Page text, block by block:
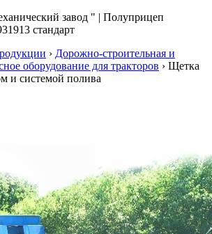
завод " | Полуприцеп
стандарт
› Дорожно-строительная и
оборудование для тракторов › Щетка
и системой полива